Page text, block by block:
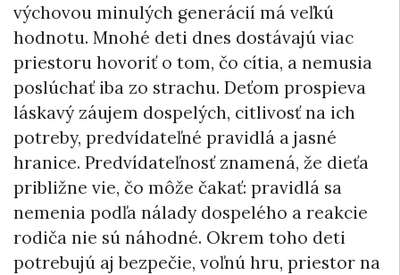
výchovou minulých generácií má veľkú
hodnotu. Mnohé deti dnes dostávajú viac
priestoru hovoriť o tom, čo cítia, a nemusia
poslúchať iba zo strachu. Deťom prospieva
láskavý záujem dospelých, citlivosť na ich
potreby, predvídateľné pravidlá a jasné
hranice. Predvídateľnosť znamená, že dieťa
približne vie, čo môže čakať: pravidlá sa
nemenia podľa nálady dospelého a reakcie
rodiča nie sú náhodné. Okrem toho deti
potrebujú aj bezpečie, voľnú hru, priestor na